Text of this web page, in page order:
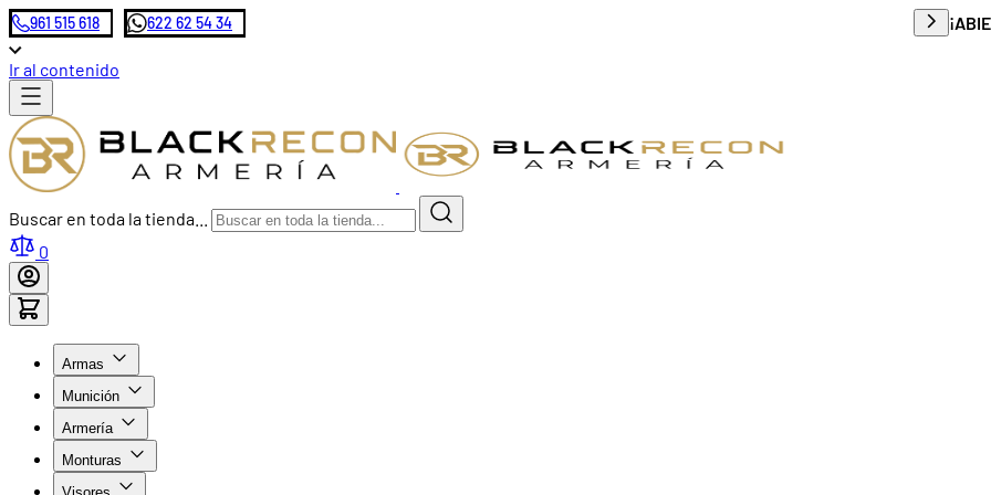
Envío
961 515 618 622 62 54 34
Ir al contenido
Buscar en toda la tienda...
0
Armas
Munición
Armería
Monturas